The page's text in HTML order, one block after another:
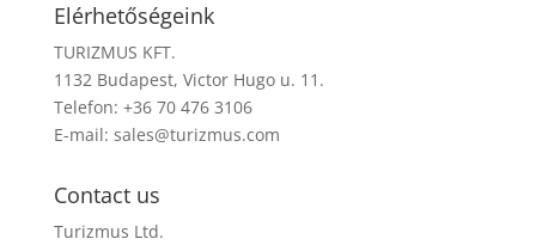
Elérhetőségeink
TURIZMUS KFT.
1132 Budapest, Victor Hugo u. 11.
Telefon: +36 70 476 3106
E-mail: sales@turizmus.com
Contact us
Turizmus Ltd.